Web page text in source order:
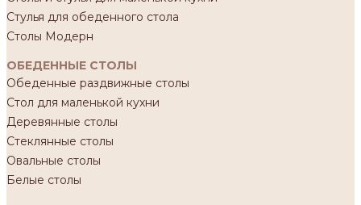
Стулья для обеденного стола
Столы Модерн
ОБЕДЕННЫЕ СТОЛЫ
Обеденные раздвижные столы
Стол для маленькой кухни
Деревянные столы
Стеклянные столы
Овальные столы
Белые столы